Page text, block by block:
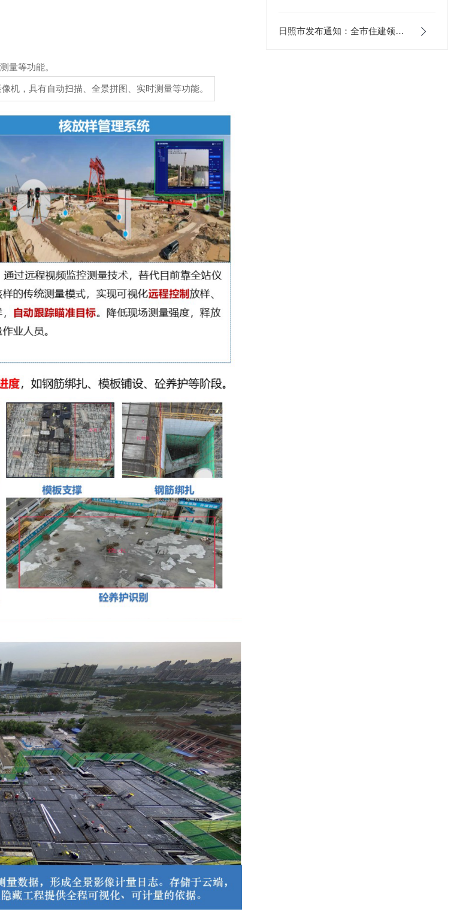
日照市发布通知：全市住建领域工程建设项目更换使用山东省农民工工资支付监管平台
量等功能。
机，具有自动扫描、全景拼图、实时测量等功能。